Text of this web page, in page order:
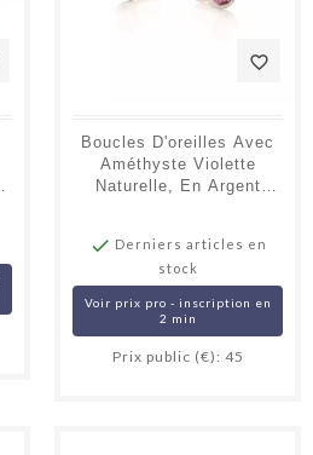
favorite_border
Boucles D'oreilles Avec
Améthyste Violette
Naturelle, En Argent
 Derniers articles en
stock
Voir prix pro - inscription en
2 min
Prix public (€): 45